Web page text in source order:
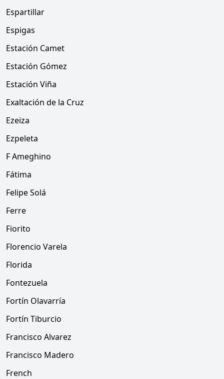
Espartillar
Espigas
Estación Camet
Estación Gómez
Estación Viña
Exaltación de la Cruz
Ezeiza
Ezpeleta
F Ameghino
Fátima
Felipe Solá
Ferre
Fiorito
Florencio Varela
Florida
Fontezuela
Fortín Olavarría
Fortín Tiburcio
Francisco Alvarez
Francisco Madero
French